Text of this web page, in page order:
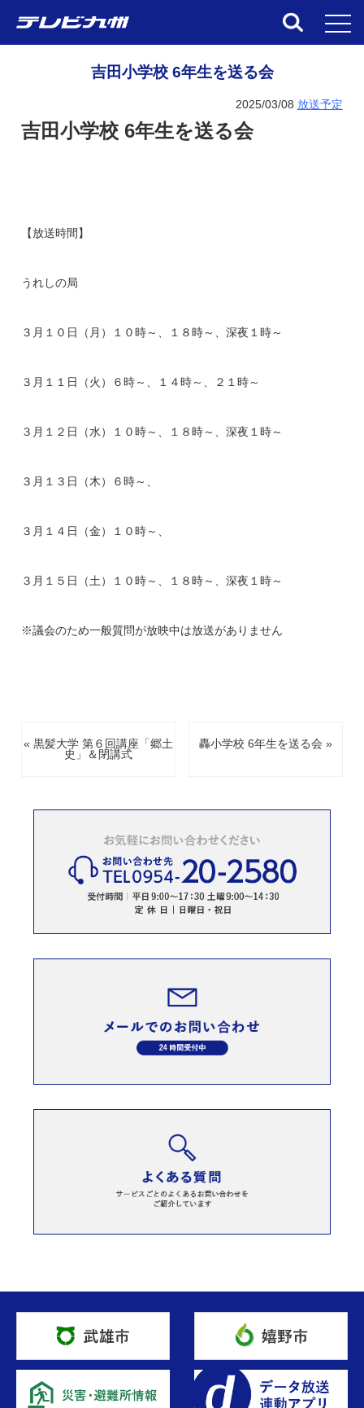
吉田小学校 6年生を送る会
2025/03/08 放送予定
吉田小学校 6年生を送る会
【放送時間】
うれしの局
３月１０日（月）１０時～、１８時～、深夜１時～
３月１１日（火）６時～、１４時～、２１時～
３月１２日（水）１０時～、１８時～、深夜１時～
３月１３日（木）６時～、
３月１４日（金）１０時～、
３月１５日（土）１０時～、１８時～、深夜１時～
※議会のため一般質問が放映中は放送がありません
« 黒髪大学 第６回講座「郷土
史」＆閉講式
轟小学校 6年生を送る会 »